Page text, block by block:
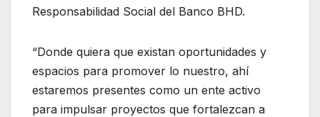
Responsabilidad Social del Banco BHD.
“Donde quiera que existan oportunidades y
espacios para promover lo nuestro, ahí
estaremos presentes como un ente activo
para impulsar proyectos que fortalezcan a